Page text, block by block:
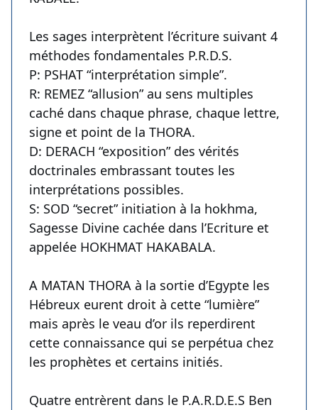
Les sages interprètent l’écriture suivant 4
méthodes fondamentales P.R.D.S.
P: PSHAT “interprétation simple”.
R: REMEZ “allusion” au sens multiples
caché dans chaque phrase, chaque lettre,
signe et point de la THORA.
D: DERACH “exposition” des vérités
doctrinales embrassant toutes les
interprétations possibles.
S: SOD “secret” initiation à la hokhma,
Sagesse Divine cachée dans l’Ecriture et
appelée HOKHMAT HAKABALA.
A MATAN THORA à la sortie d’Egypte les
Hébreux eurent droit à cette “lumière”
mais après le veau d’or ils reperdirent
cette connaissance qui se perpétua chez
les prophètes et certains initiés.
Quatre entrèrent dans le P.A.R.D.E.S Ben